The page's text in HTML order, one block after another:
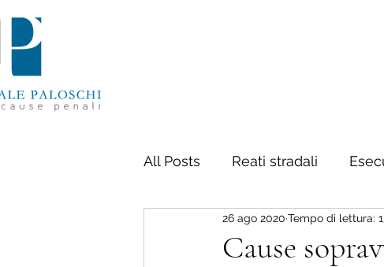
All Posts Reati stradali
Delitti contro la persona
Cause
26 ago 2020 Tempo di lettura: